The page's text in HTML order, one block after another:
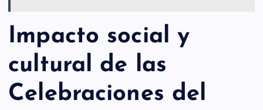
Impacto social y
cultural de las
Celebraciones del